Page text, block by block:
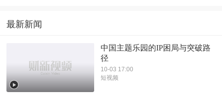
最新新闻
中国主题乐园的IP困局与突破路
径
10-03 17:00
短视频